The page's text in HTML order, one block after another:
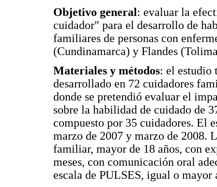
Objetivo general: evaluar la
cuidador" para el desarrollo de
familiares de personas con
(Cundinamarca) y Flandes
Materiales y métodos: el estudio
desarrollado en 72 cuidadores
donde se pretendió evaluar el
sobre la habilidad de cuidado de
compuesto por 35 cuidadores. El
marzo de 2007 y marzo de 2008.
familiar, mayor de 18 años, con
meses, con comunicación oral
escala de PULSES, igual o mayor